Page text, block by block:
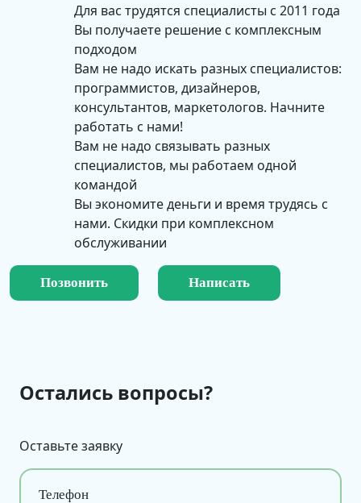
Для вас трудятся специалисты с 2011 года
Вы получаете решение с комплексным
подходом
Вам не надо искать разных специалистов:
программистов, дизайнеров,
консультантов, маркетологов. Начните
работать с нами!
Вам не надо связывать разных
специалистов, мы работаем одной
командой
Вы экономите деньги и время трудясь с
нами. Скидки при комплексном
обслуживании
Позвонить Написать
Остались вопросы?
Оставьте заявку
Телефон